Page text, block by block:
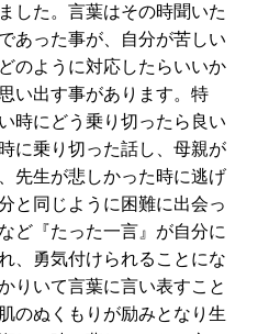
した。言葉はその時聞いた
あった事が、自分が苦しい
のように対応したらいいか
い出す事があります。特
時にどう乗り切ったら良い
に乗り切った話し、母親が
先生が悲しかった時に逃げ
と同じように困難に出会っ
ど『 たった一言』が自分に
、勇気付けられることにな
りいて言葉に言い表すこと
のぬくもりが励みとなり生